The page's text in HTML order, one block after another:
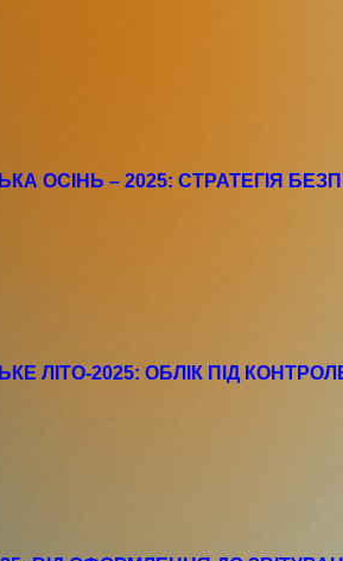
ОСІНЬ – 2025: СТРАТЕГІЯ
ЛІТО-2025: ОБЛІК ПІД